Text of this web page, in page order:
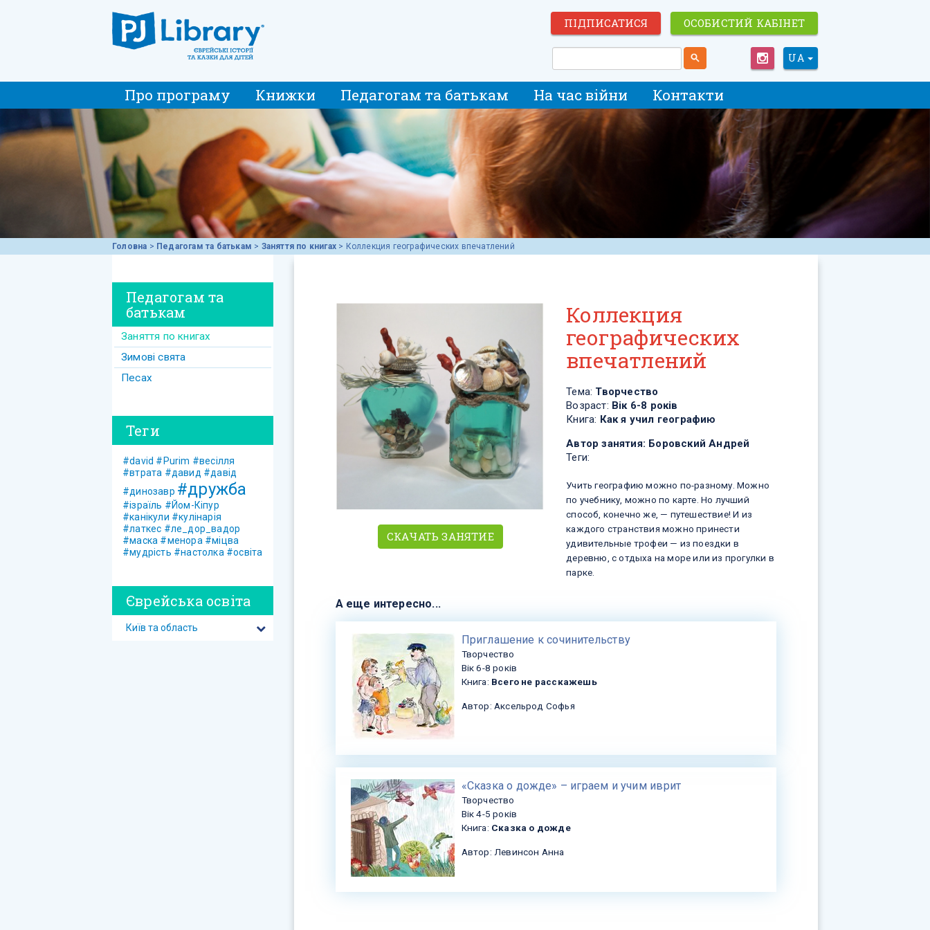
ПІДПИСАТИСЯ ОСОБИСТИЙ КАБІНЕТ
UA
Про програму Книжки Педагогам та батькам На час війни Контакти
Головна > Педагогам та батькам > Заняття по книгах > Коллекция географических впечатлений
СКАЧАТЬ ЗАНЯТИЕ
Коллекция
географических
впечатлений
Тема: Творчество
Возраст: Вік 6-8 років
Книга: Как я учил географию
Автор занятия: Боровский Андрей
Теги:
Учить географию можно по-разному. Можно
по учебнику, можно по карте. Но лучший
способ, конечно же, — путешествие! И из
каждого странствия можно принести
удивительные трофеи — из поездки в
деревню, с отдыха на море или из прогулки в
парке.
А еще интересно...
​Приглашение к сочинительству
Творчество
Вік 6-8 років
Книга: Всего не расскажешь
Автор: Аксельрод Софья
«Сказка о дожде» – играем и учим иврит
Творчество
Вік 4-5 років
Книга: Сказка о дожде
Автор: Левинсон Анна
Педагогам та
батькам
Заняття по книгах
Зимові свята
Песах
Теги
#david #Purim #весілля
#втрата #давид #давід
#динозавр #дружба
#ізраїль #Йом-Кіпур
#канікули #кулінарія
#латкес #ле_дор_вадор
#маска #менора #міцва
#мудрість #настолка #освіта
Єврейська освіта